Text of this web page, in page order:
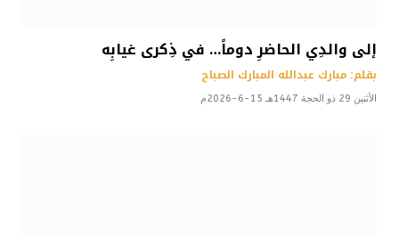
إلى والدِي الحاضرِ دوماً… في ذِكرى غيابِه
بقلم: مبارك عبدالله المبارك الصباح
الأثنين 29 ذو الحجة 1447هـ 15-6-2026م